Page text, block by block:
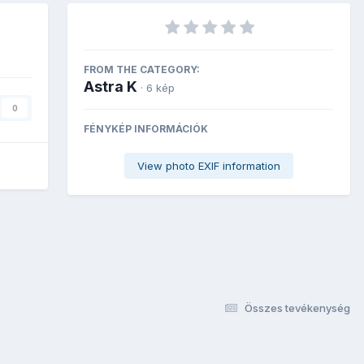
0
FROM THE CATEGORY:
Astra K · 6 kép
FÉNYKÉP INFORMÁCIÓK
View photo EXIF information
Összes tevékenység